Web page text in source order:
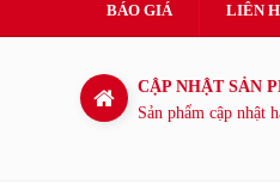
BÁO GIÁ LIÊN
CẬP NHẬT SẢN
Sản phẩm cập nhật